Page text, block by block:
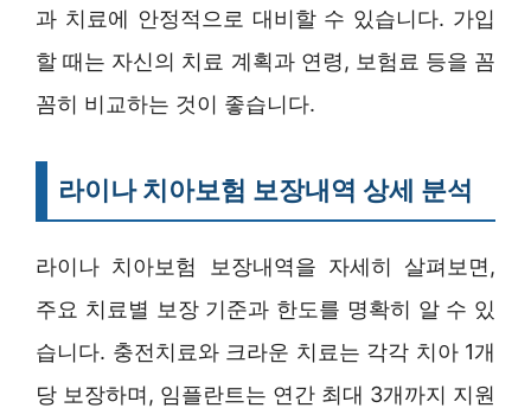
과 치료에 안정적으로 대비할 수 있습니다. 가입
할 때는 자신의 치료 계획과 연령, 보험료 등을 꼼
꼼히 비교하는 것이 좋습니다.
라이나 치아보험 보장내역 상세 분석
라이나 치아보험 보장내역을 자세히 살펴보면,
주요 치료별 보장 기준과 한도를 명확히 알 수 있
습니다. 충전치료와 크라운 치료는 각각 치아 1개
당 보장하며, 임플란트는 연간 최대 3개까지 지원